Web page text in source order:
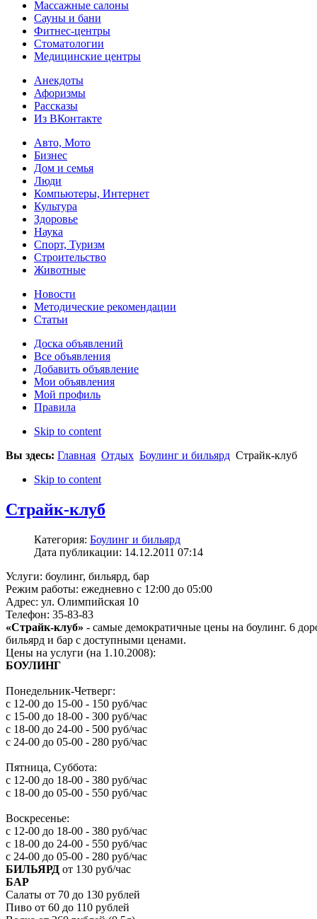
Массажные салоны
Сауны и бани
Фитнес-центры
Стоматологии
Медицинские центры
Анекдоты
Афоризмы
Рассказы
Из ВКонтакте
Авто, Мото
Бизнес
Дом и семья
Люди
Компьютеры, Интернет
Культура
Здоровье
Наука
Спорт, Туризм
Строительство
Животные
Новости
Методические рекомендации
Статьи
Доска объявлений
Все объявления
Добавить объявление
Мои объявления
Мой профиль
Правила
Skip to content
Вы здесь: Главная Отдых Боулинг и бильярд Страйк-клуб
Skip to content
Страйк-клуб
Категория: Боулинг и бильярд
Дата публикации: 14.12.2011 07:14
Услуги: боулинг, бильярд, бар
Режим работы: ежедневно с 12:00 до 05:00
Адрес: ул. Олимпийская 10
Телефон: 35-83-83
«Страйк-клуб» - самые демократичные цены на боулинг. 6
бильярд и бар с доступными ценами.
Цены на услуги (на 1.10.2008):
БОУЛИНГ
Понедельник-Четверг:
с 12-00 до 15-00 - 150 руб/час
с 15-00 до 18-00 - 300 руб/час
с 18-00 до 24-00 - 500 руб/час
с 24-00 до 05-00 - 280 руб/час
Пятница, Суббота:
с 12-00 до 18-00 - 380 руб/час
с 18-00 до 05-00 - 550 руб/час
Воскресенье:
с 12-00 до 18-00 - 380 руб/час
с 18-00 до 24-00 - 550 руб/час
с 24-00 до 05-00 - 280 руб/час
БИЛЬЯРД от 130 руб/час
БАР
Салаты от 70 до 130 рублей
Пиво от 60 до 110 рублей